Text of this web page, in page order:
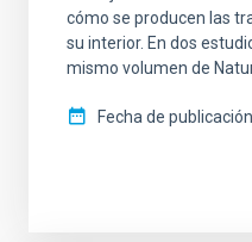
cómo se producen las
su interior. En dos
mismo volumen de
Fecha de publicación